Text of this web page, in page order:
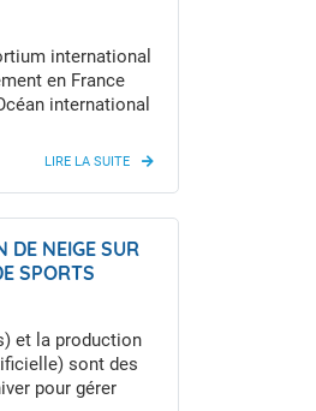
international
en France
international
est inquiétant :
soit le
DE NEIGE SUR
SPORTS
et la production
sont des
pour gérer